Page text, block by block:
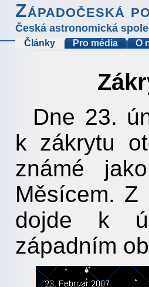
Západočeská
Česká astronomická
Články Pro média O
Dne 23.
k zákrytu
známé
Měsícem. Z
dojde k
západním